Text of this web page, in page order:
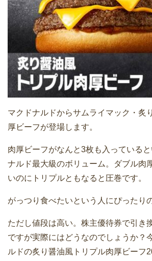
マクドナルドからサムライマック・炙
厚ビーフが登場します。
肉厚ビーフがなんと3枚も入っている
ナルド最大級のボリューム。ダブル肉
いのにトリプルともなると圧巻です。
がっつり食べたいという人にぴったり
ただし値段は高い。株主優待券で引き
ですが実際にはどうなのでしょうか？
ルドの炙り醤油風トリプル肉厚ビーフ